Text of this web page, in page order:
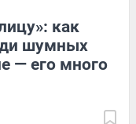
как
шумных
— его много